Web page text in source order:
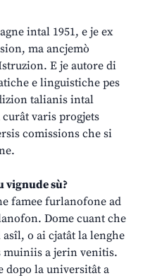
intal 1951, e je ex
ma ancjemò
E je autore di
e linguistiche pes
talianis intal
varis progjets
comissions che si
vignude sù?
famee furlanofone ad
Dome cuant che
asîl, o ai cjatât la lenghe
muiniis a jerin venitis.
dopo la universitât a